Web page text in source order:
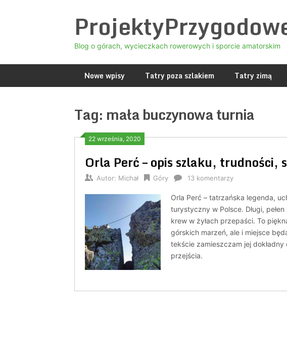
Blog o górach, wycieczkach rowerowych i sporcie amatorskim
Nowe wpisy Tatry poza szlakiem Tatry zimą
Tag: mała buczynowa turnia
22 września, 2020
Orla Perć – opis szlaku, trudności,
Autor: Michał Góry 13 komentarzy
Orla Perć – tatrzańska legenda,
turystyczny w Polsce. Długi,
krew w żyłach przepaści. To
górskich marzeń, ale i miejsce
tekście zamieszczam jej
przejścia.